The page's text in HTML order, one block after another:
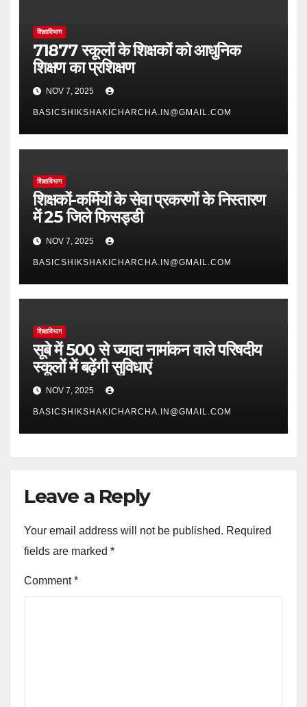
शिक्षाविभाग
71877 स्कूलों के शिक्षकों को आधुनिक
शिक्षण का प्रशिक्षण
NOV 7, 2025
BASICSHIKSHAKICHARCHA.IN@GMAIL.COM
शिक्षाविभाग
शिक्षकों-कर्मियों के सेवा प्रकरणों के निस्तारण
में 25 जिले फिसड्डी
NOV 7, 2025
BASICSHIKSHAKICHARCHA.IN@GMAIL.COM
शिक्षाविभाग
सूबे में 500 से ज्यादा नामांकन वाले परिषदीय
स्कूलों में बढ़ेंगी सुविधाएं
NOV 7, 2025
BASICSHIKSHAKICHARCHA.IN@GMAIL.COM
Leave a Reply
Your email address will not be published. Required
fields are marked *
Comment*